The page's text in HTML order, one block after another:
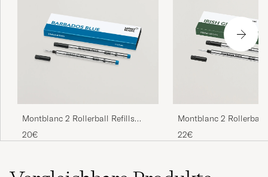
Montblanc 2 Rollerball Refills
Barbados Blue
20€
Montblanc 2 Rollerball
Green
22€